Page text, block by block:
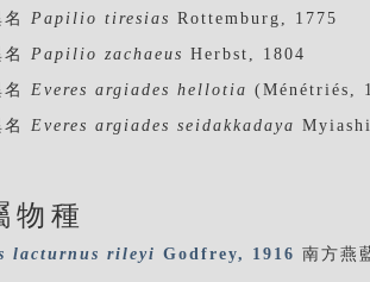
名 Papilio tiresias Rottemburg, 1775
名 Papilio zachaeus Herbst, 1804
名 Everes argiades hellotia (Ménétriés,
名 Everes argiades seidakkadaya
物種
lacturnus rileyi Godfrey, 1916 南方燕